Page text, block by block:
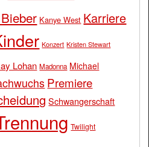
Kanye West Karriere
Konzert Kristen Stewart
Lohan Madonna Michael
Premiere
Schwangerschaft
Twilight